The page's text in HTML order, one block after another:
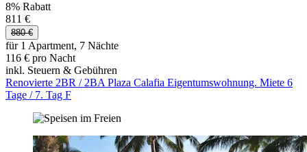
8% Rabatt
811 €
880 €
für 1 Apartment, 7 Nächte
116 € pro Nacht
inkl. Steuern & Gebühren
Renovierte 2BR / 2BA Plaza Calafia Eigentumswohnung. Miete 6
Tage / 7. Tag F